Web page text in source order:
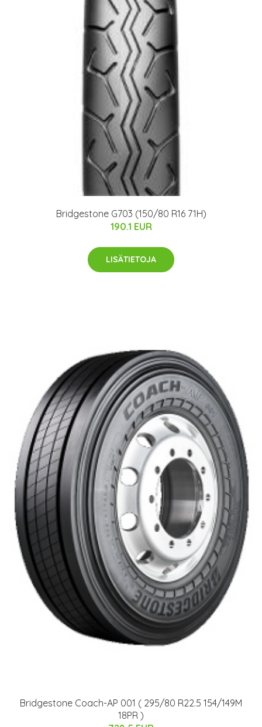
Bridgestone G703 (150/80 R16 71H)
190.1 EUR
LISÄTIETOJA
Bridgestone Coach-AP 001 ( 295/80 R22.5 154/149M
18PR )